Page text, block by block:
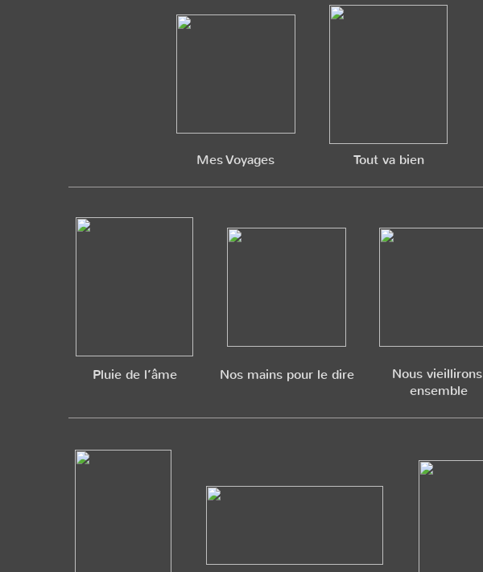
Mes Voyages Tout va bien
Pluie de l’âme Nos mains pour le dire
Nous vieillirons
ensemble